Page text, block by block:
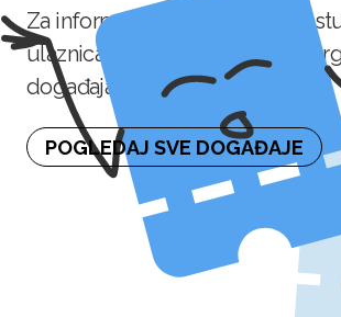
Za informaciju o naknadnoj
ulaznica molimo kontaktirajte
događaja.
POGLEDAJ SVE DOGAĐAJE